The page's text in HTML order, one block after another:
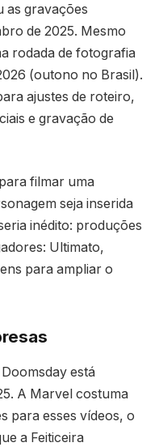
as gravações
de 2025. Mesmo
rodada de fotografia
(outono no Brasil).
ajustes de roteiro,
e gravação de
filmar uma
seja inserida
inédito: produções
Ultimato,
para ampliar o
está
A Marvel costuma
para esses vídeos, o
a Feiticeira